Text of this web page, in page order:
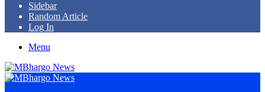
Sidebar
Random Article
Log In
Menu